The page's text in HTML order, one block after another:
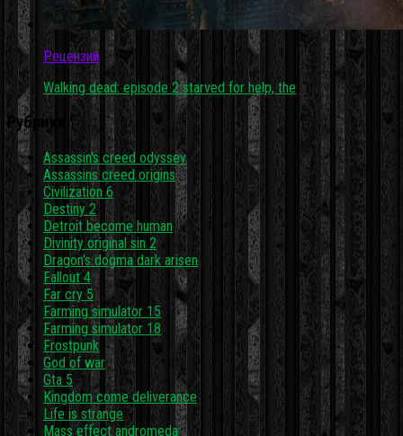
Рецензии
Walking dead: episode 2 starved for help, the
Рубрики
Assassin's creed odyssey
Assassins creed origins
Civilization 6
Destiny 2
Detroit become human
Divinity original sin 2
Dragon's dogma dark arisen
Fallout 4
Far cry 5
Farming simulator 15
Farming simulator 18
Frostpunk
God of war
Gta 5
Kingdom come deliverance
Life is strange
Mass effect andromeda